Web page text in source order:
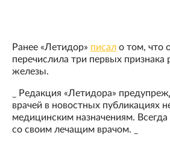
Ранее «Летидор» писал о том, что
перечислила три первых признака
железы.
_ Редакция «Летидора»
врачей в новостных публикациях
медицинским назначениям. Всегда
со своим лечащим врачом. _